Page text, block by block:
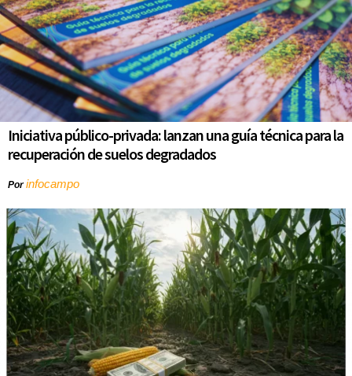
Iniciativa público-privada: lanzan una guía técnica para la
recuperación de suelos degradados
Porinfocampo